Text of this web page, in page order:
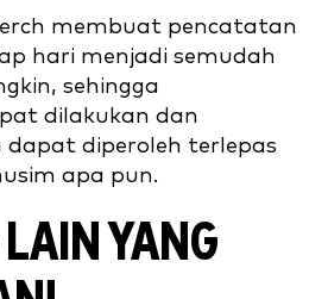
membuat pencatatan
hari menjadi semudah
sehingga
dilakukan dan
dapat diperoleh terlepas
apa pun.
YANG